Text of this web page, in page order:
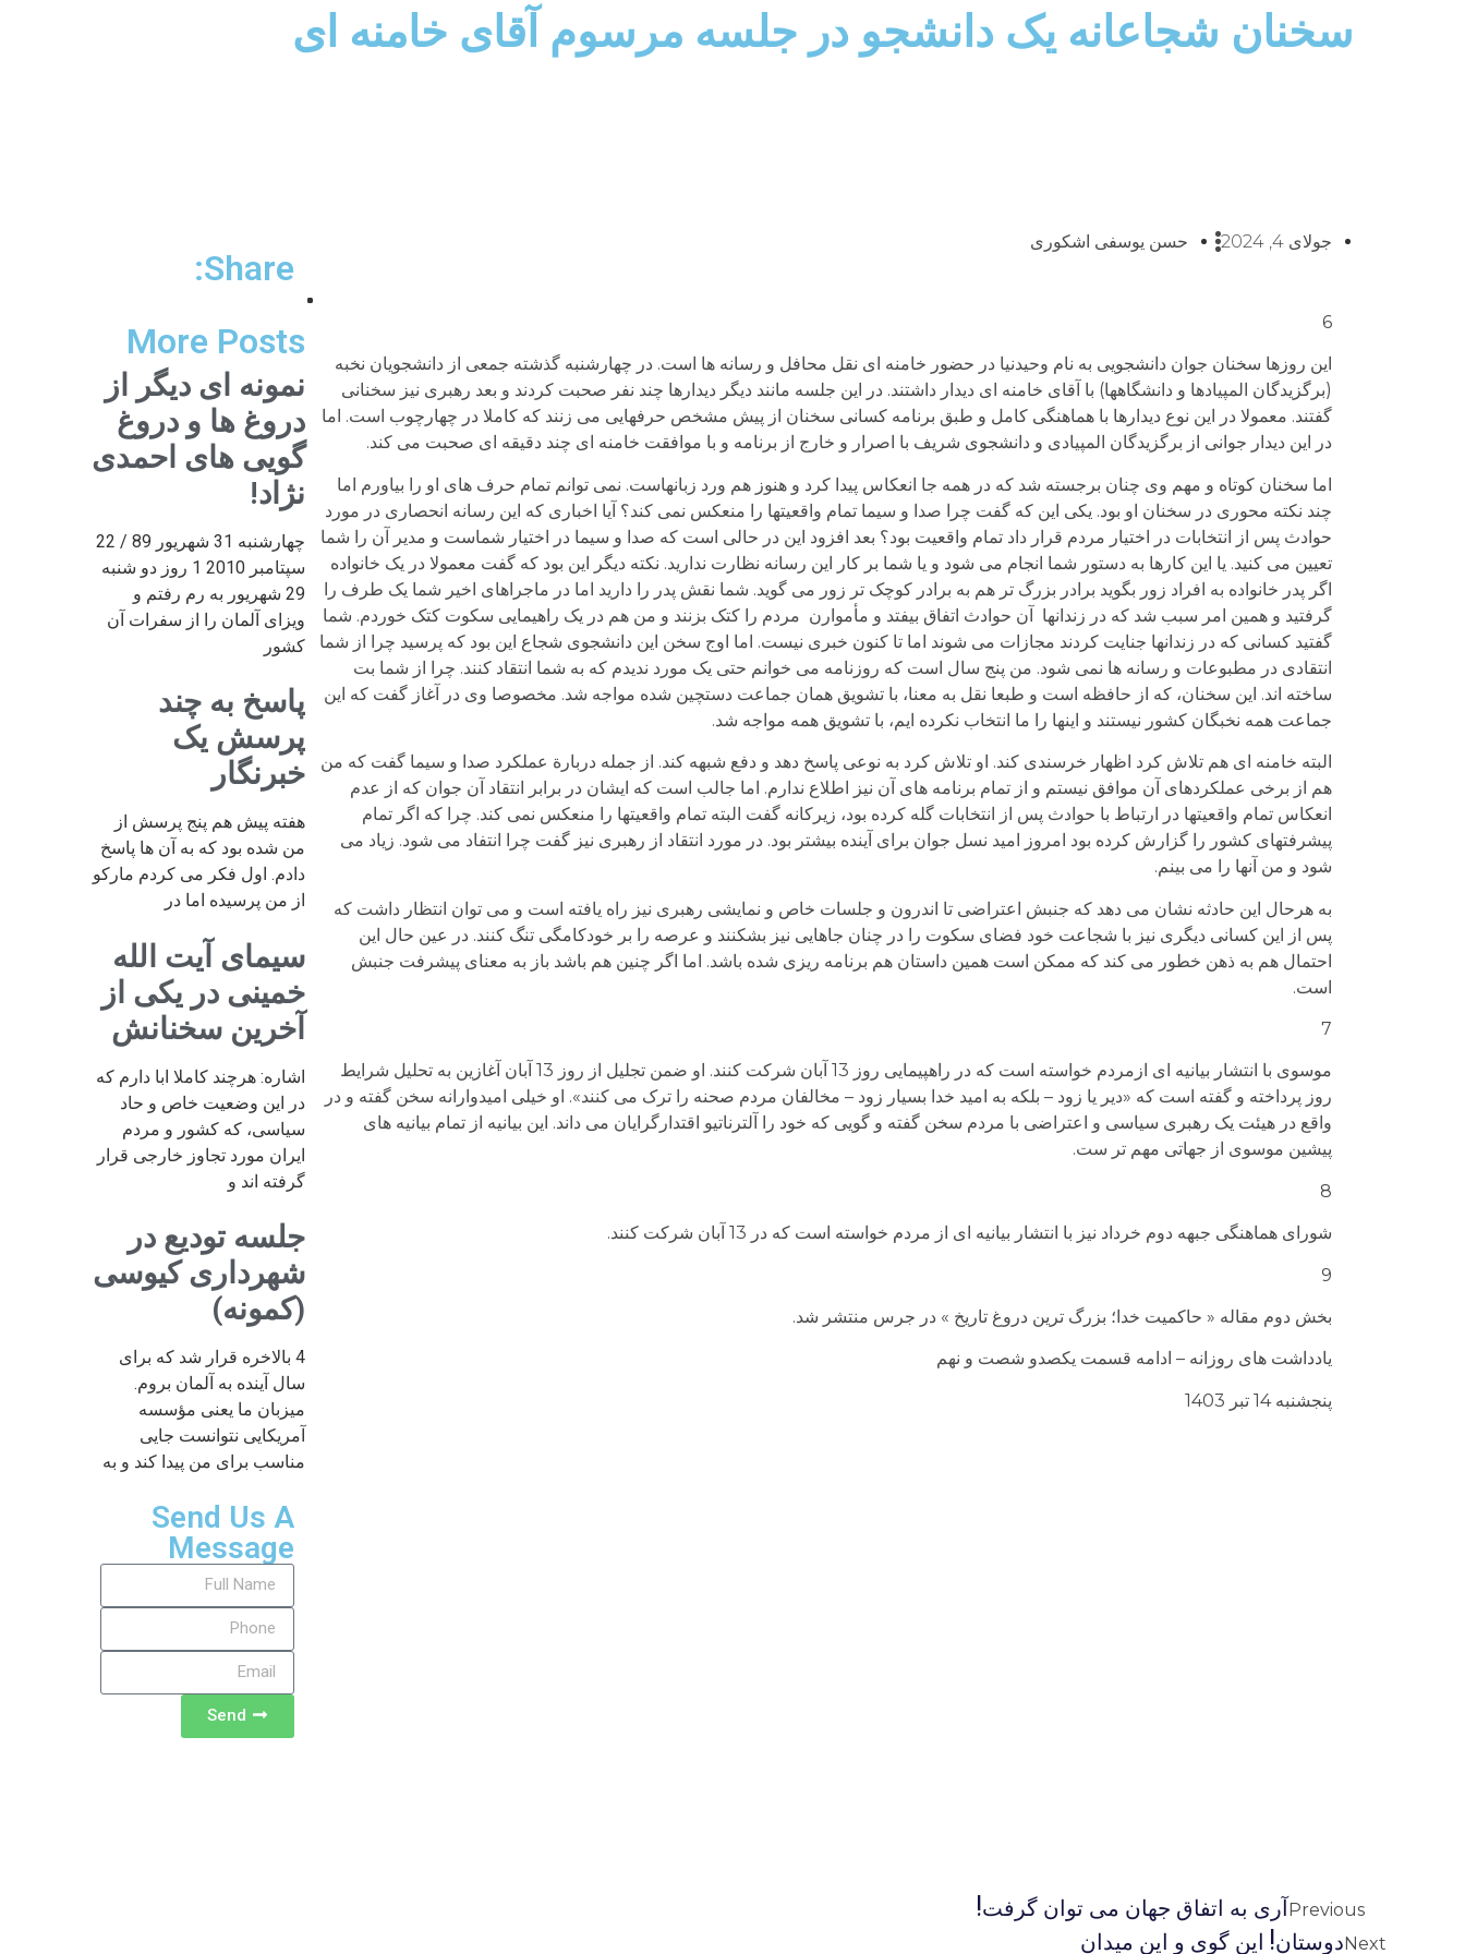
سخنان شجاعانه یک دانشجو در جلسه مرسوم آقای خامنه ای
جولای 4, 2024 حسن یوسفی اشکوری
6
این روزها سخنان جوان دانشجویی به نام وحیدنیا در حضور خامنه ای نقل محافل و رسانه ها است. در چهارشنبه گذشته جمعی از دانشجویان نخبه
(برگزیدگان المپیادها و دانشگاهها) با آقای خامنه ای دیدار داشتند. در این جلسه مانند دیگر دیدارها چند نفر صحبت کردند و بعد رهبری نیز سخنانی
گفتند. معمولا در این نوع دیدارها با هماهنگی کامل و طبق برنامه کسانی سخنان از پیش مشخص حرفهایی می زنند که کاملا در چهارچوب است. اما
در این دیدار جوانی از برگزیدگان المپیادی و دانشجوی شریف با اصرار و خارج از برنامه و با موافقت خامنه ای چند دقیقه ای صحبت می کند.
اما سخنان کوتاه و مهم وی چنان برجسته شد که در همه جا انعکاس پیدا کرد و هنوز هم ورد زبانهاست. نمی توانم تمام حرف های او را بیاورم اما
چند نکته محوری در سخنان او بود. یکی این که گفت چرا صدا و سیما تمام واقعیتها را منعکس نمی کند؟ آیا اخباری که این رسانه انحصاری در مورد
حوادث پس از انتخابات در اختیار مردم قرار داد تمام واقعیت بود؟ بعد افزود این در حالی است که صدا و سیما در اختیار شماست و مدیر آن را شما
تعیین می کنید. یا این کارها به دستور شما انجام می شود و یا شما بر کار این رسانه نظارت ندارید. نکته دیگر این بود که گفت معمولا در یک خانواده
اگر پدر خانواده به افراد زور بگوید برادر بزرگ تر هم به برادر کوچک تر زور می گوید. شما نقش پدر را دارید اما در ماجراهای اخیر شما یک طرف را
گرفتید و همین امر سبب شد که در زندانها آن حوادث اتفاق بیفتد و مأموارن مردم را کتک بزنند و من هم در یک راهیمایی سکوت کتک خوردم. شما
گفتید کسانی که در زندانها جنایت کردند مجازات می شوند اما تا کنون خبری نیست. اما اوج سخن این دانشجوی شجاع این بود که پرسید چرا از شما
انتقادی در مطبوعات و رسانه ها نمی شود. من پنج سال است که روزنامه می خوانم حتی یک مورد ندیدم که به شما انتقاد کنند. چرا از شما بت
ساخته اند. این سخنان، که از حافظه است و طبعا نقل به معنا، با تشویق همان جماعت دستچین شده مواجه شد. مخصوصا وی در آغاز گفت که این
جماعت همه نخبگان کشور نیستند و اینها را ما انتخاب نکرده ایم، با تشویق همه مواجه شد.
البته خامنه ای هم تلاش کرد اظهار خرسندی کند. او تلاش کرد به نوعی پاسخ دهد و دفع شبهه کند. از جمله دربارة عملکرد صدا و سیما گفت که من
هم از برخی عملکردهای آن موافق نیستم و از تمام برنامه های آن نیز اطلاع ندارم. اما جالب است که ایشان در برابر انتقاد آن جوان که از عدم
انعکاس تمام واقعیتها در ارتباط با حوادث پس از انتخابات گله کرده بود، زیرکانه گفت البته تمام واقعیتها را منعکس نمی کند. چرا که اگر تمام
پیشرفتهای کشور را گزارش کرده بود امروز امید نسل جوان برای آینده بیشتر بود. در مورد انتقاد از رهبری نیز گفت چرا انتفاد می شود. زیاد می
شود و من آنها را می بینم.
به هرحال این حادثه نشان می دهد که جنبش اعتراضی تا اندرون و جلسات خاص و نمایشی رهبری نیز راه یافته است و می توان انتظار داشت که
پس از این کسانی دیگری نیز با شجاعت خود فضای سکوت را در چنان جاهایی نیز بشکنند و عرصه را بر خودکامگی تنگ کنند. در عین حال این
احتمال هم به ذهن خطور می کند که ممکن است همین داستان هم برنامه ریزی شده باشد. اما اگر چنین هم باشد باز به معنای پیشرفت جنبش
است.
7
موسوی با انتشار بیانیه ای ازمردم خواسته است که در راهپیمایی روز 13 آبان شرکت کنند. او ضمن تجلیل از روز 13 آبان آغازین به تحلیل شرایط
روز پرداخته و گفته است که «دیر یا زود – بلکه به امید خدا بسیار زود – مخالفان مردم صحنه را ترک می کنند». او خیلی امیدوارانه سخن گفته و در
واقع در هیئت یک رهبری سیاسی و اعتراضی با مردم سخن گفته و گویی که خود را آلترناتیو اقتدارگرایان می داند. این بیانیه از تمام بیانیه های
پیشین موسوی از جهاتی مهم تر ست.
8
شورای هماهنگی جبهه دوم خرداد نیز با انتشار بیانیه ای از مردم خواسته است که در 13 آبان شرکت کنند.
9
بخش دوم مقاله « حاکمیت خدا؛ بزرگ ترین دروغ تاریخ » در جرس منتشر شد.
یادداشت های روزانه – ادامه قسمت یکصدو شصت و نهم
پنجشنبه 14 تبر 1403
Share:
More Posts
نمونه ای دیگر از
دروغ ها و دروغ
گویی های احمدی
نژاد!
چهارشنبه 31 شهریور 89 / 22
سپتامبر 2010 1 روز دو شنبه
29 شهریور به رم رفتم و
ویزای آلمان را از سفرات آن
کشور
پاسخ به چند
پرسش یک
خبرنگار
هفته پیش هم پنج پرسش از
من شده بود که به آن ها پاسخ
دادم. اول فکر می کردم مارکو
از من پرسیده اما در
سیمای آیت الله
خمینی در یکی از
آخرین سخنانش
اشاره: هرچند کاملا ابا دارم که
در این وضعیت خاص و حاد
سیاسی، که کشور و مردم
ایران مورد تجاوز خارجی قرار
گرفته اند و
جلسه تودیع در
شهرداری کیوسی
(کمونه)
4 بالاخره قرار شد که برای
سال آینده به آلمان بروم.
میزبان ما یعنی مؤسسه
آمریکایی نتوانست جایی
مناسب برای من پیدا کند و به
Send Us A
Message
Send
Previousآری به اتفاق جهان می توان گرفت!
Nextدوستان! این گوی و این میدان